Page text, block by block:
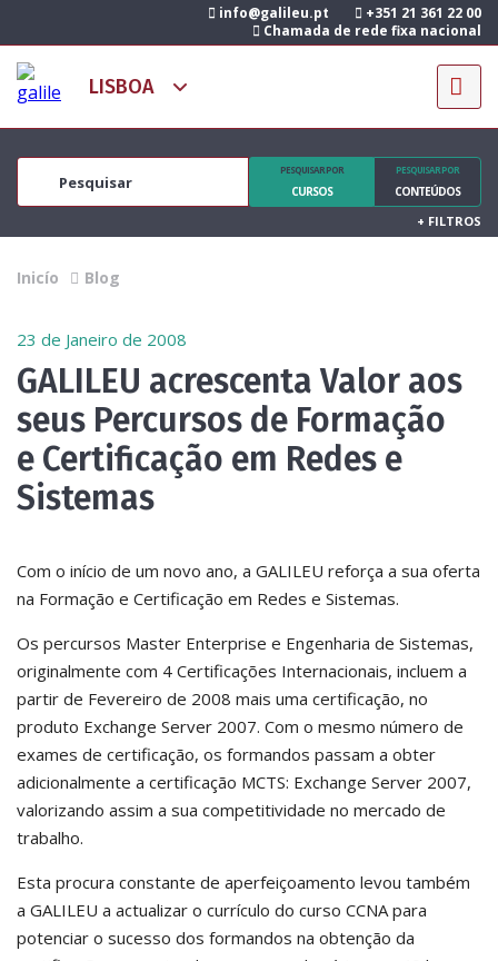
info@galileu.pt
+351 21 361 22 00
Chamada de rede fixa nacional
PESQUISAR POR
CURSOS
PESQUISAR POR
CONTEÚDOS
+ FILTROS
Inicío Blog
23 de Janeiro de 2008
GALILEU acrescenta Valor aos
seus Percursos de Formação
e Certificação em Redes e
Sistemas
Com o início de um novo ano, a GALILEU reforça a sua oferta
na Formação e Certificação em Redes e Sistemas.
Os percursos Master Enterprise e Engenharia de Sistemas,
originalmente com 4 Certificações Internacionais, incluem a
partir de Fevereiro de 2008 mais uma certificação, no
produto Exchange Server 2007. Com o mesmo número de
exames de certificação, os formandos passam a obter
adicionalmente a certificação MCTS: Exchange Server 2007,
valorizando assim a sua competitividade no mercado de
trabalho.
Esta procura constante de aperfeiçoamento levou também
a GALILEU a actualizar o currículo do curso CCNA para
potenciar o sucesso dos formandos na obtenção da